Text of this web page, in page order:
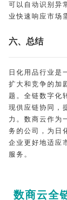
可以自动识别异
业快速响应市场
六、总结
日化用品行业是
扩大和竞争的加
题。全链数字化
现供应链协同，
力。数商云作为
务的公司，为日
企业更好地适应
服务。
数商云全